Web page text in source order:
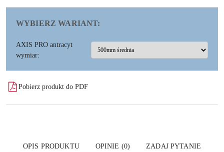
WYBIERZ WARIANT:
AXIS PRO antracyt
wymiar:
Pobierz produkt do PDF
OPIS PRODUKTU OPINIE (0) ZADAJ PYTANIE